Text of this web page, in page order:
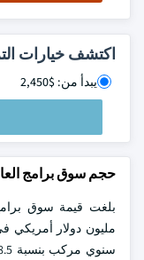
اكتشف خيارات
يبدأ من: $2,450
حجم سوق برامج